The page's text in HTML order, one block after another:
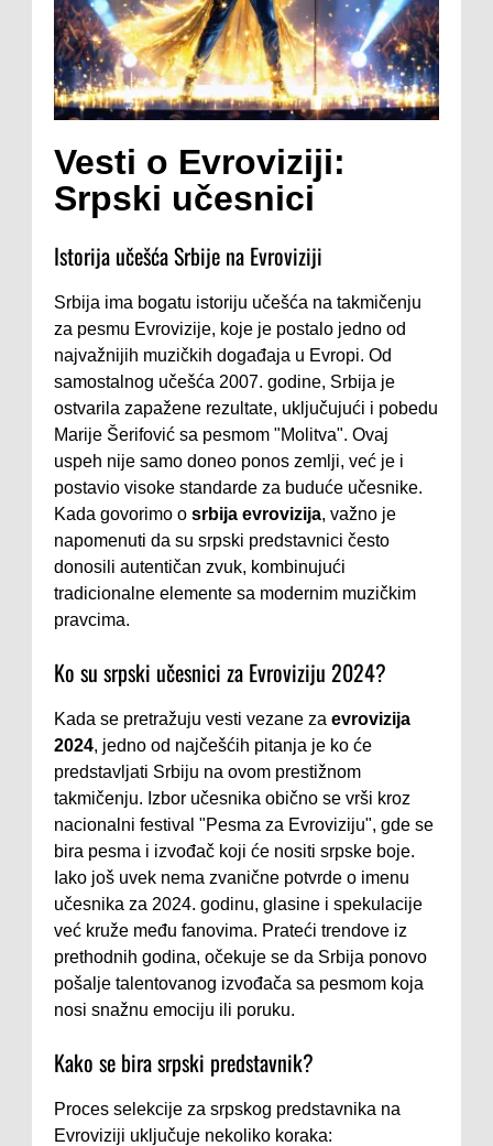
Vesti o Evroviziji:
Srpski učesnici
Istorija učešća Srbije na Evroviziji
Srbija ima bogatu istoriju učešća na takmičenju
za pesmu Evrovizije, koje je postalo jedno od
najvažnijih muzičkih događaja u Evropi. Od
samostalnog učešća 2007. godine, Srbija je
ostvarila zapažene rezultate, uključujući i pobedu
Marije Šerifović sa pesmom "Molitva". Ovaj
uspeh nije samo doneo ponos zemlji, već je i
postavio visoke standarde za buduće učesnike.
Kada govorimo o srbija evrovizija, važno je
napomenuti da su srpski predstavnici često
donosili autentičan zvuk, kombinujući
tradicionalne elemente sa modernim muzičkim
pravcima.
Ko su srpski učesnici za Evroviziju 2024?
Kada se pretražuju vesti vezane za evrovizija
2024, jedno od najčešćih pitanja je ko će
predstavljati Srbiju na ovom prestižnom
takmičenju. Izbor učesnika obično se vrši kroz
nacionalni festival "Pesma za Evroviziju", gde se
bira pesma i izvođač koji će nositi srpske boje.
Iako još uvek nema zvanične potvrde o imenu
učesnika za 2024. godinu, glasine i spekulacije
već kruže među fanovima. Prateći trendove iz
prethodnih godina, očekuje se da Srbija ponovo
pošalje talentovanog izvođača sa pesmom koja
nosi snažnu emociju ili poruku.
Kako se bira srpski predstavnik?
Proces selekcije za srpskog predstavnika na
Evroviziji uključuje nekoliko koraka: